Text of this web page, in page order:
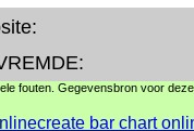
fouten. Gegevensbron voor
create bar chart